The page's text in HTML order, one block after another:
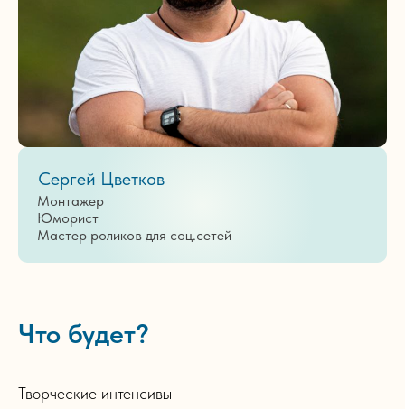
Сергей Цветков
Монтажер
Юморист
Мастер роликов для соц.сетей
Что будет?
Творческие интенсивы